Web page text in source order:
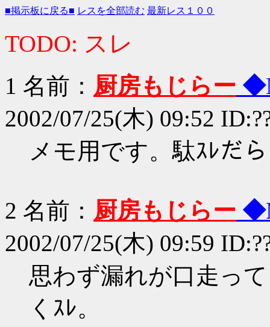
■掲示板に戻る■ レスを全部読む 最新レス１００
TODO: スレ
1 名前： 厨房もじらー ◆
2002/07/25(木) 09:52
メモ用です。駄ｽﾚだ
2 名前： 厨房もじらー ◆
2002/07/25(木) 09:59
思わず漏れが口走っ
くｽﾚ。